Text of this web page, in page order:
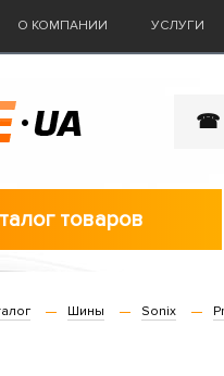
О КОМПАНИИ УСЛУГИ
☎
товаров
Шины Sonix